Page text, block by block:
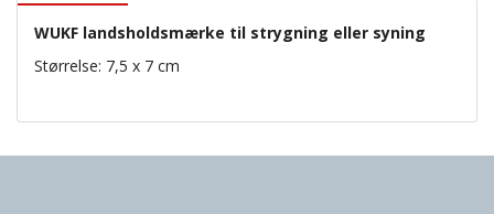
WUKF landsholdsmærke til strygning eller syning
Størrelse: 7,5 x 7 cm